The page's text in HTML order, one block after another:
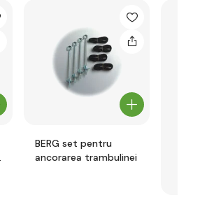
BERG set pentru
ancorarea trambulinei